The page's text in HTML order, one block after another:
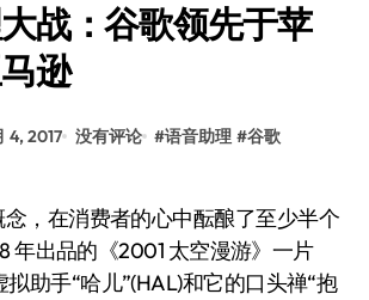
战：谷歌领先于苹
逊
4, 2017 没有评论 #语音助理 #谷歌
年出品的《2001 太空漫游》一片
助手“哈儿”(HAL)和它的口头禅“抱